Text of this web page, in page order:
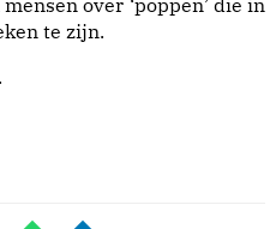
over ‘poppen’ die in
te zijn.